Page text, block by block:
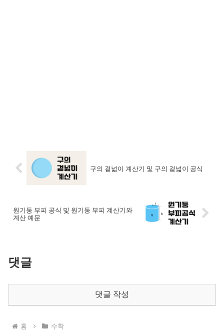
구의 겉넓이 계산기 및 구의 겉넓이 공식
원기둥 부피 공식 및 원기둥 부피 계산기와
계산 예문
댓글
댓글 작성
홈 수학